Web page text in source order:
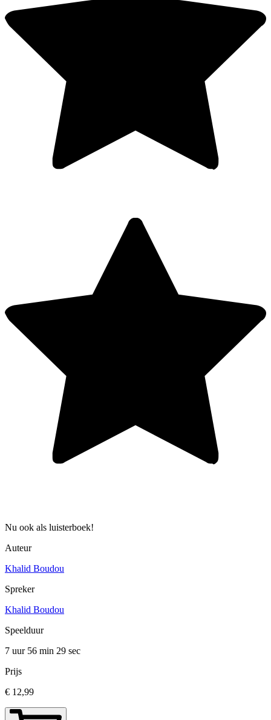
Nu ook als luisterboek!
Auteur
Khalid Boudou
Spreker
Khalid Boudou
Speelduur
7 uur 56 min 29 sec
Prijs
€ 12,99